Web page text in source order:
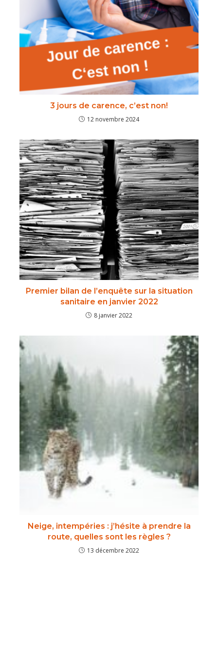
3 jours de carence, c’est non!
12 novembre 2024
Premier bilan de l’enquête sur la situation
sanitaire en janvier 2022
8 janvier 2022
Neige, intempéries : j’hésite à prendre la
route, quelles sont les règles ?
13 décembre 2022